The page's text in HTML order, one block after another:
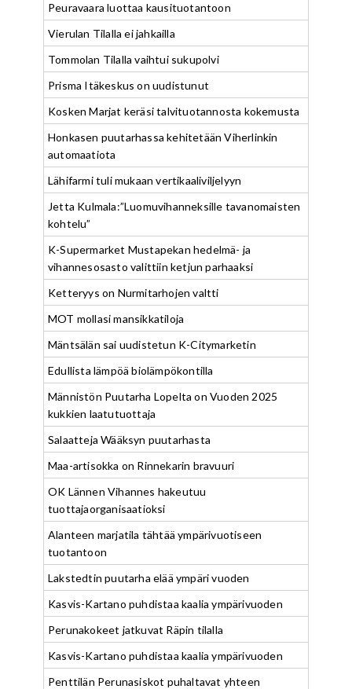
Peuravaara luottaa kausituotantoon
Vierulan Tilalla ei jahkailla
Tommolan Tilalla vaihtui sukupolvi
Prisma Itäkeskus on uudistunut
Kosken Marjat keräsi talvituotannosta kokemusta
Honkasen puutarhassa kehitetään Viherlinkin
automaatiota
Lähifarmi tuli mukaan vertikaaliviljelyyn
Jetta Kulmala:”Luomuvihanneksille tavanomaisten
kohtelu”
K-Supermarket Mustapekan hedelmä- ja
vihannesosasto valittiin ketjun parhaaksi
Ketteryys on Nurmitarhojen valtti
MOT mollasi mansikkatiloja
Mäntsälän sai uudistetun K-Citymarketin
Edullista lämpöä biolämpökontilla
Männistön Puutarha Lopelta on Vuoden 2025
kukkien laatutuottaja
Salaatteja Wääksyn puutarhasta
Maa-artisokka on Rinnekarin bravuuri
OK Lännen Vihannes hakeutuu
tuottajaorganisaatioksi
Alanteen marjatila tähtää ympärivuotiseen
tuotantoon
Lakstedtin puutarha elää ympäri vuoden
Kasvis-Kartano puhdistaa kaalia ympärivuoden
Perunakokeet jatkuvat Räpin tilalla
Kasvis-Kartano puhdistaa kaalia ympärivuoden
Penttilän Perunasiskot puhaltavat yhteen